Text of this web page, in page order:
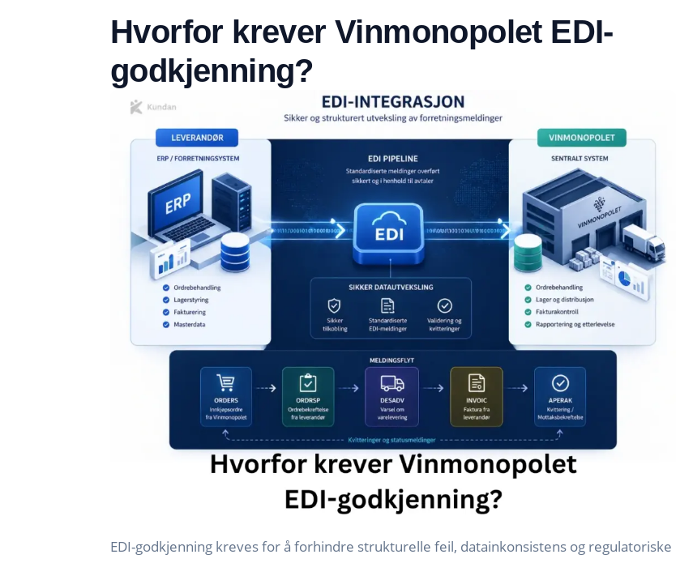
Hvorfor krever Vinmonopolet EDI-
godkjenning?
EDI-godkjenning kreves for å forhindre strukturelle feil, datainkonsistens og regulatoriske